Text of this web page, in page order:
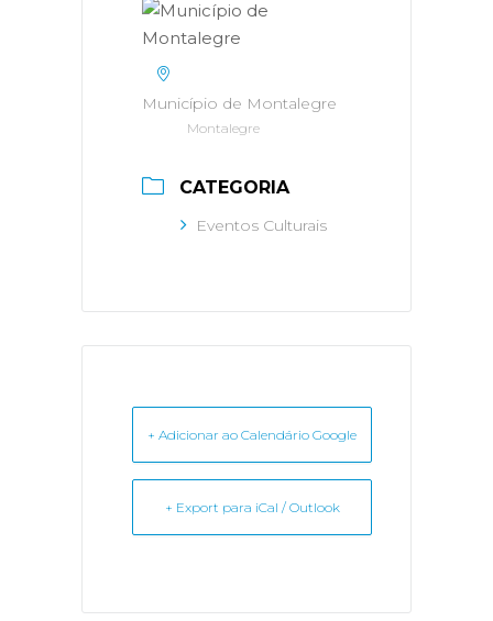
Município de Montalegre
Montalegre
CATEGORIA
Eventos Culturais
+ Adicionar ao Calendário Google
+ Export para iCal / Outlook